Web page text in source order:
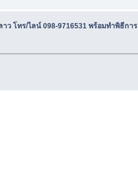
ว โทร/ไลน์ 098-9716531 พร้อมทำพิธีการ